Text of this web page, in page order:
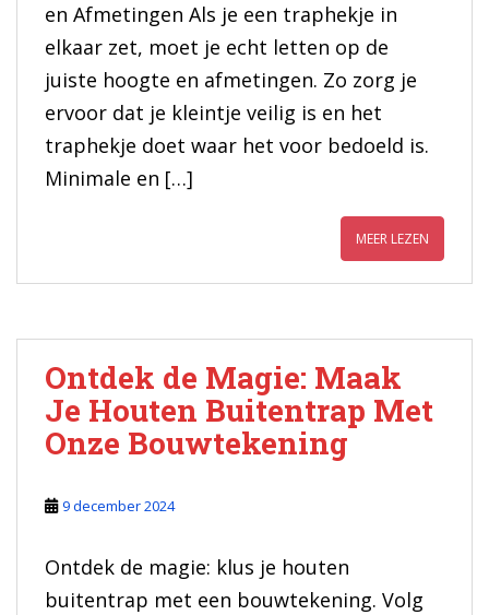
en Afmetingen Als je een traphekje in
elkaar zet, moet je echt letten op de
juiste hoogte en afmetingen. Zo zorg je
ervoor dat je kleintje veilig is en het
traphekje doet waar het voor bedoeld is.
Minimale en […]
MEER LEZEN
Ontdek de Magie: Maak
Je Houten Buitentrap Met
Onze Bouwtekening
9 december 2024
Ontdek de magie: klus je houten
buitentrap met een bouwtekening. Volg